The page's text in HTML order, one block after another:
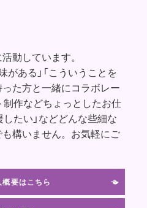
動しています。
がある」「こういうことを
た方と一緒にコラボレー
制作などちょっとしたお仕
したい」などどんな些細な
構いません。お気軽にご
要はこちら